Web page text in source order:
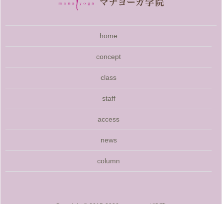
home
concept
class
staff
access
news
column